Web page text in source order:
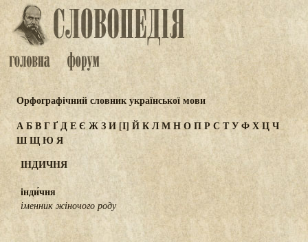
Орфографічний словник української мови
АБВГҐДЕЄ ЖЗИ[І] ЙКЛМНОПР СТУФХЦЧ
ШЩЮЯ
ІНДИЧНЯ
інди́чня
іменник жіночого роду